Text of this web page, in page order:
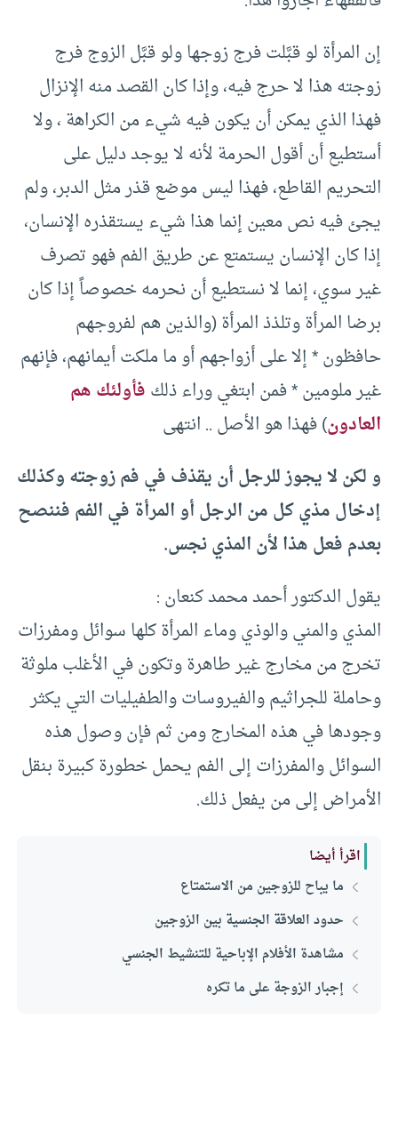
إن المرأة لو قبَّلت فرج زوجها ولو قبَّل الزوج فرج
زوجته هذا لا حرج فيه، وإذا كان القصد منه الإنزال
فهذا الذي يمكن أن يكون فيه شيء من الكراهة ، ولا
أستطيع أن أقول الحرمة لأنه لا يوجد دليل على
التحريم القاطع، فهذا ليس موضع قذر مثل الدبر، ولم
يجئ فيه نص معين إنما هذا شيء يستقذره الإنسان،
إذا كان الإنسان يستمتع عن طريق الفم فهو تصرف
غير سوي، إنما لا نستطيع أن نحرمه خصوصاً إذا كان
برضا المرأة وتلذذ المرأة (والذين هم لفروجهم
حافظون * إلا على أزواجهم أو ما ملكت أيمانهم، فإنهم
غير ملومين * فمن ابتغي وراء ذلكفأولئك هم
العادون) فهذا هو الأصل .. انتهى
و لكن لا يجوز للرجل أن يقذف في فم زوجته وكذلك
إدخال مذي كل من الرجل أو المرأة في الفم فننصح
بعدم فعل هذا لأن المذي نجس.
يقول الدكتور أحمد محمد كنعان :
المذي والمني والوذي وماء المرأة كلها سوائل ومفرزات
تخرج من مخارج غير طاهرة وتكون في الأغلب ملوثة
وحاملة للجراثيم والفيروسات والطفيليات التي يكثر
وجودها في هذه المخارج ومن ثم فإن وصول هذه
السوائل والمفرزات إلى الفم يحمل خطورة كبيرة بنقل
الأمراض إلى من يفعل ذلك.
اقرأ أيضا
ما يباح للزوجين من الاستمتاع
حدود العلاقة الجنسية بين الزوجين
مشاهدة الأفلام الإباحية للتنشيط الجنسي
إجبار الزوجة على ما تكره